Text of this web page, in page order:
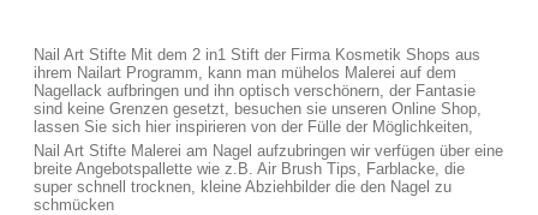
Nail Art Stifte Mit dem 2 in1 Stift der Firma Kosmetik Shops aus
ihrem Nailart Programm, kann man mühelos Malerei auf dem
Nagellack aufbringen und ihn optisch verschönern, der Fantasie
sind keine Grenzen gesetzt, besuchen sie unseren Online Shop,
lassen Sie sich hier inspirieren von der Fülle der Möglichkeiten,
Nail Art Stifte Malerei am Nagel aufzubringen wir verfügen über eine
breite Angebotspallette wie z.B. Air Brush Tips, Farblacke, die
super schnell trocknen, kleine Abziehbilder die den Nagel zu
schmücken